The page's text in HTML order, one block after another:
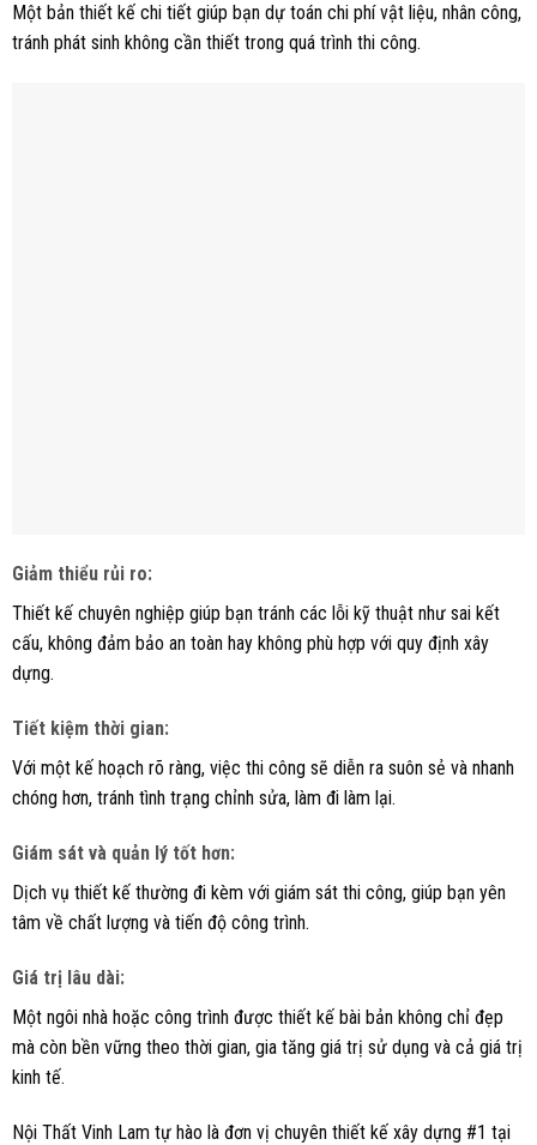
Một bản thiết kế chi tiết giúp bạn dự toán chi phí vật liệu, nhân công,
tránh phát sinh không cần thiết trong quá trình thi công.
Giảm thiểu rủi ro:
Thiết kế chuyên nghiệp giúp bạn tránh các lỗi kỹ thuật như sai kết
cấu, không đảm bảo an toàn hay không phù hợp với quy định xây
dựng.
Tiết kiệm thời gian:
Với một kế hoạch rõ ràng, việc thi công sẽ diễn ra suôn sẻ và nhanh
chóng hơn, tránh tình trạng chỉnh sửa, làm đi làm lại.
Giám sát và quản lý tốt hơn:
Dịch vụ thiết kế thường đi kèm với giám sát thi công, giúp bạn yên
tâm về chất lượng và tiến độ công trình.
Giá trị lâu dài:
Một ngôi nhà hoặc công trình được thiết kế bài bản không chỉ đẹp
mà còn bền vững theo thời gian, gia tăng giá trị sử dụng và cả giá trị
kinh tế.
Nội Thất Vinh Lam tự hào là đơn vị chuyên thiết kế xây dựng #1 tại